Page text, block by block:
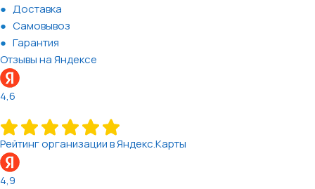
Доставка
Самовывоз
Гарантия
Отзывы на Яндексе
4,6
Рейтинг организации в Яндекс.Карты
4,9